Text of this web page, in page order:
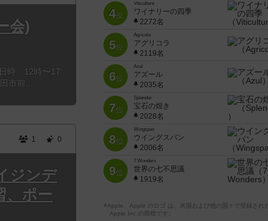
会)
時 12時〜17
市前...
1 0
ジンデ
、ポー
4位
Viticulture
ワイナリーの四季
2272名
5位
Agricola
アグリコラ
2119名
6位
Azul
アズール
2035名
7位
Splendor
宝石の煌き
2028名
8位
Wingspan
ウイングスパン
2006名
9位
7 Wonders
世界の七不思議
1919名
※Apple、Apple のロゴ は、米国および他の国々で登録された
Apple Inc.の商標です。